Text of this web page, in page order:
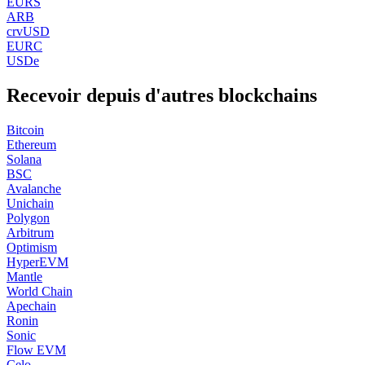
ARB
crvUSD
EURC
USDe
Recevoir depuis d'autres blockchains
Bitcoin
Ethereum
Solana
BSC
Avalanche
Unichain
Polygon
Arbitrum
Optimism
HyperEVM
Mantle
World Chain
Apechain
Ronin
Sonic
Flow EVM